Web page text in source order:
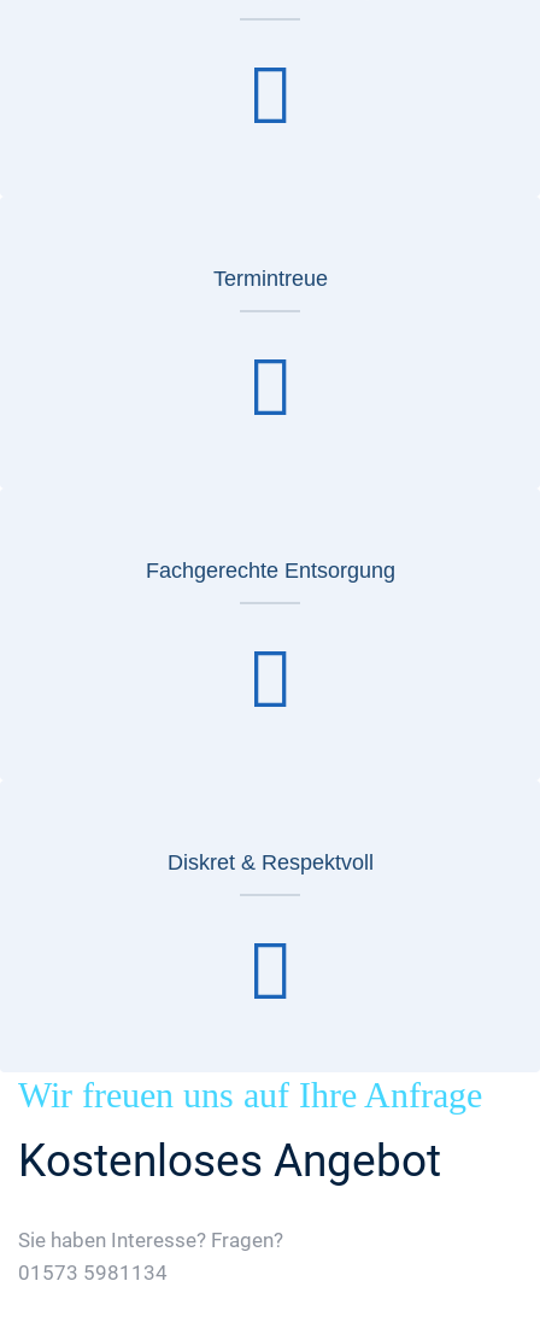
Termintreue
Fachgerechte Entsorgung
Diskret & Respektvoll
Wir freuen uns auf Ihre Anfrage
Kostenloses Angebot
Sie haben Interesse? Fragen?
01573 5981134